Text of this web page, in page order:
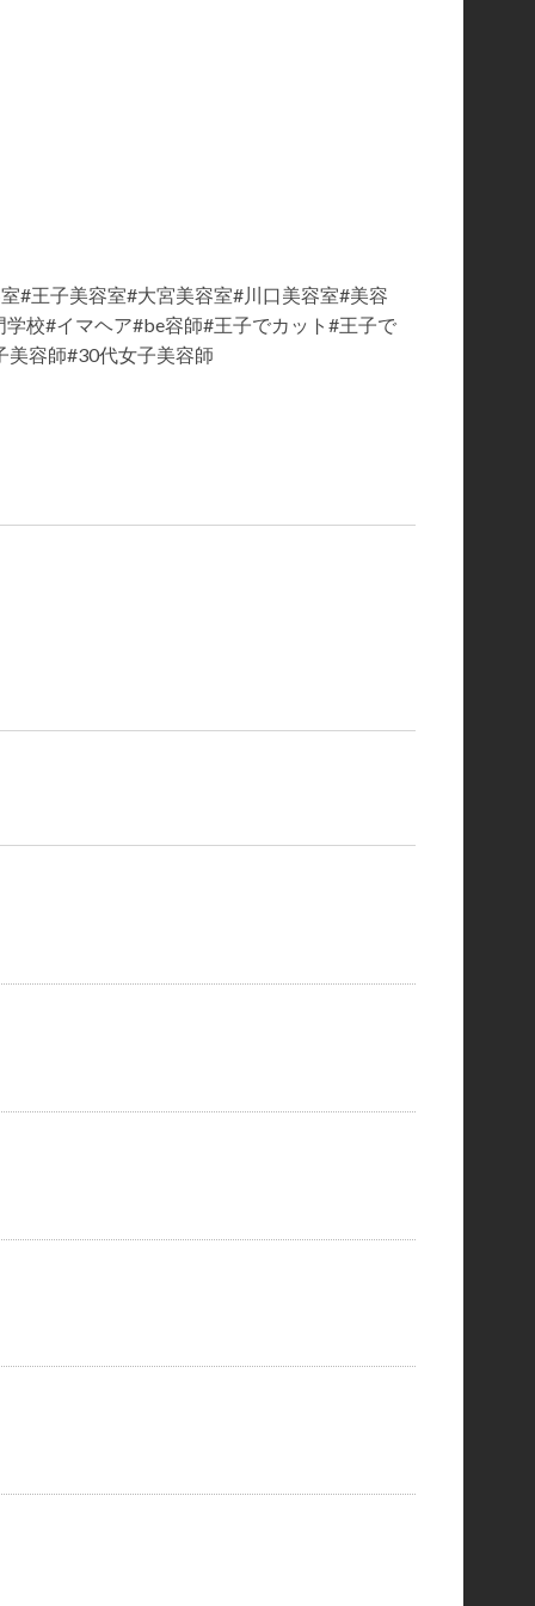
#王子美容室#大宮美容室#川口美容室#美容
校#イマヘア#be容師#王子でカット#王子で
美容師#30代女子美容師